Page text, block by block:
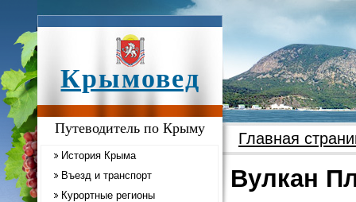
Крымовед
Путеводитель по Крыму
История Крыма
Въезд и транспорт
Курортные регионы
Главная
Вулкан